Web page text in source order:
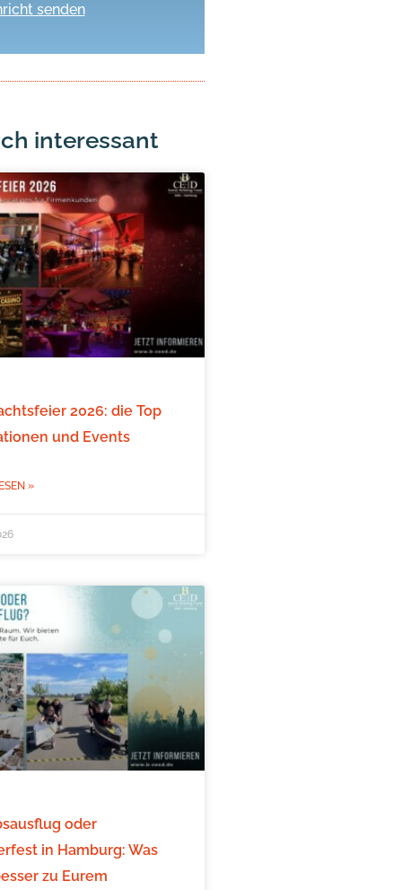
senden
interessant
2026: die Top
und Events
»
oder
in Hamburg: Was
zu Eurem